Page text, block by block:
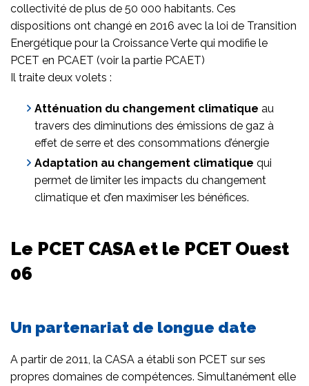
collectivité de plus de 50 000 habitants. Ces
dispositions ont changé en 2016 avec la loi de Transition
Energétique pour la Croissance Verte qui modifie le
PCET en PCAET (voir la partie PCAET)
Il traite deux volets :
Atténuation du changement climatique au
travers des diminutions des émissions de gaz à
effet de serre et des consommations d’énergie
Adaptation au changement climatique qui
permet de limiter les impacts du changement
climatique et d’en maximiser les bénéfices.
Le PCET CASA et le PCET Ouest
06
Un partenariat de longue date
A partir de 2011, la CASA a établi son PCET sur ses
propres domaines de compétences. Simultanément elle